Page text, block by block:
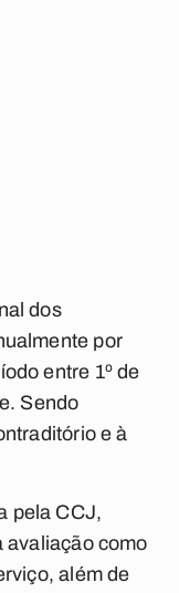
dos
por
entre 1º de
Sendo
e à
pela CCJ,
avaliação como
além de